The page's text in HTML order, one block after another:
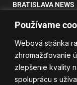
Používame
Webová stránka
zhromažďovanie
zlepšenie kvality
spoluprácu s
BRATISLAVA NEWS
2026 Rádio Sity